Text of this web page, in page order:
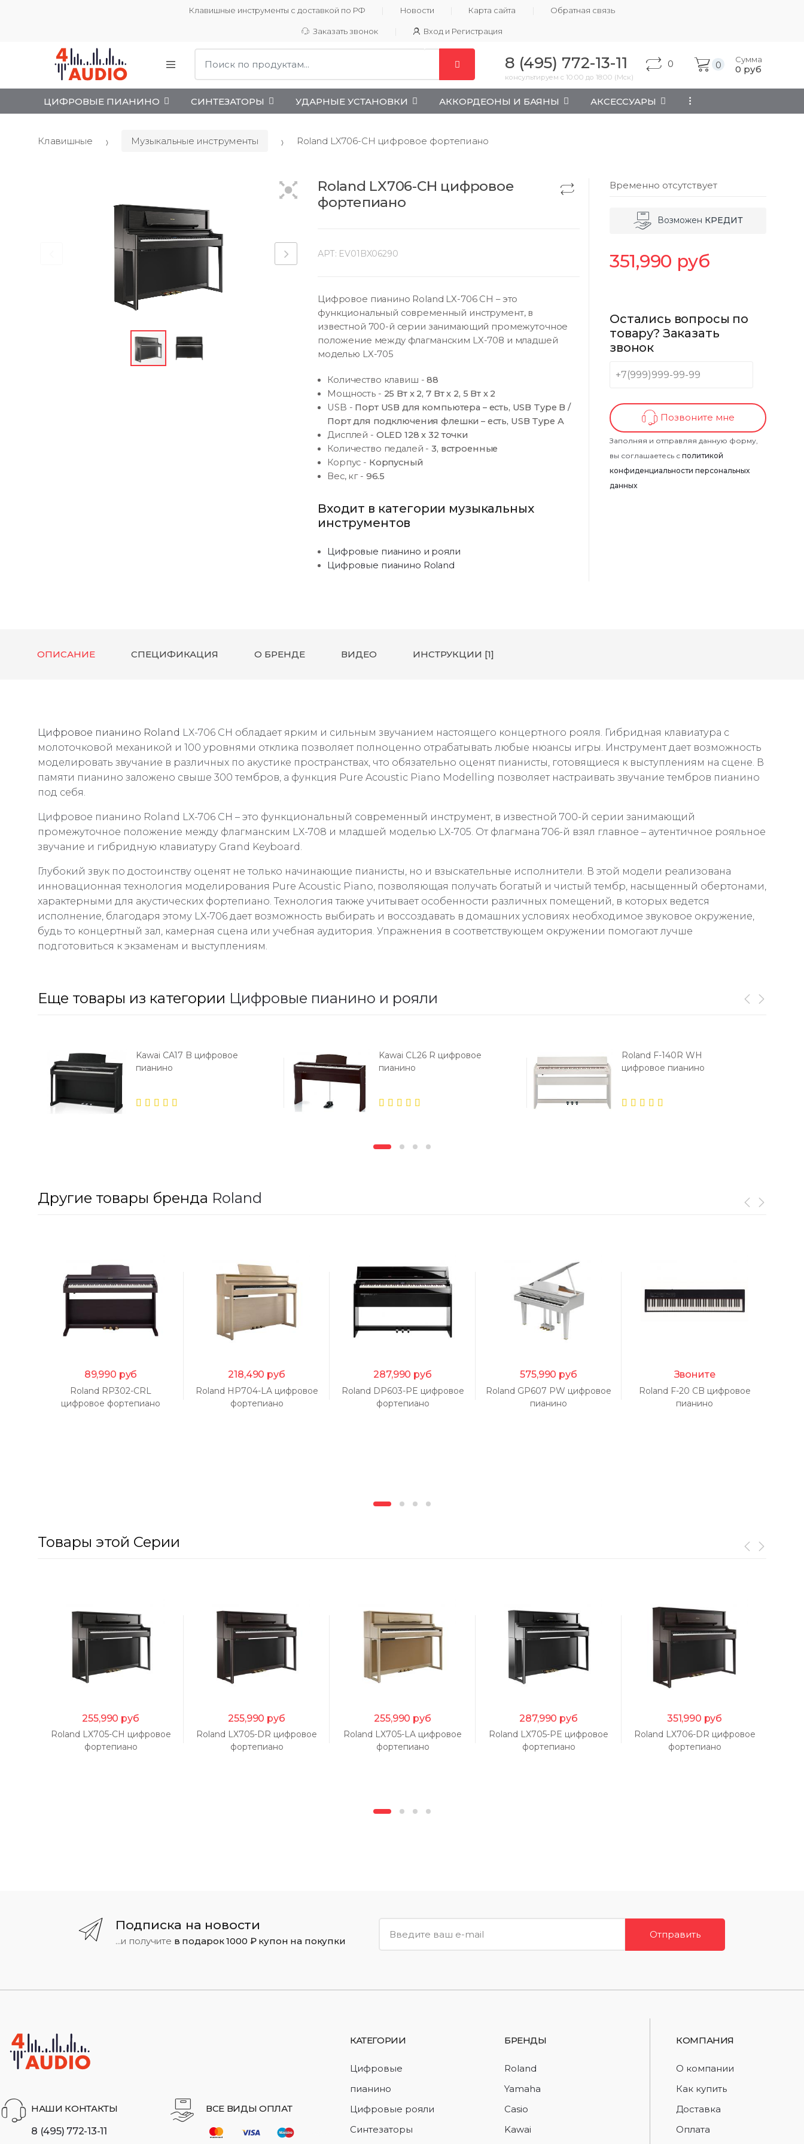
Клавишные инструменты с доставкой по РФ Новости Карта сайта Обратная связь
Заказать звонок Вход и Регистрация
8 (495) 772-13-11
консультируем с 10:00 до 18:00 (Мск)
0 0
Сумма
0 руб
ЦИФРОВЫЕ ПИАНИНО СИНТЕЗАТОРЫ УДАРНЫЕ УСТАНОВКИ АККОРДЕОНЫ И БАЯНЫ АКСЕССУАРЫ ...
Клавишные Музыкальные инструменты Roland LX706-CH цифровое фортепиано
Roland LX706-CH цифровое
фортепиано
АРТ: EV01BX06290
Цифровое пианино Roland LX-706 CН – это
функциональный современный инструмент, в
известной 700-й серии занимающий промежуточное
положение между флагманским LX-708 и младшей
моделью LX-705
Количество клавиш -88
Мощность - 25 Вт х 2, 7 Вт х 2, 5 Вт х 2
USB - Порт USB для компьютера – есть, USB Type B /
Порт для подключения флешки – есть, USB Type A
Дисплей - OLED 128 х 32 точки
Количество педалей -3, встроенные
Корпус - Корпусный
Вес, кг - 96.5
Входит в категории музыкальных
инструментов
Цифровые пианино и рояли
Цифровые пианино Roland
Временно отсутствует
Возможен КРЕДИТ
351,990 руб
Остались вопросы по
товару? Заказать
звонок
Позвоните мне
Заполняя и отправляя данную форму,
вы соглашаетесь с политикой
конфиденциальности персональных
данных
ОПИСАНИЕ СПЕЦИФИКАЦИЯ О БРЕНДЕ ВИДЕО ИНСТРУКЦИИ [1]
Цифровое пианино Roland LX-706 CН обладает ярким и сильным звучанием настоящего концертного рояля. Гибридная клавиатура с
молоточковой механикой и 100 уровнями отклика позволяет полноценно отрабатывать любые нюансы игры. Инструмент дает возможность
моделировать звучание в различных по акустике пространствах, что обязательно оценят пианисты, готовящиеся к выступлениям на сцене. В
памяти пианино заложено свыше 300 тембров, а функция Pure Acoustic Piano Modelling позволяет настраивать звучание тембров пианино
под себя.
Цифровое пианино Roland LX-706 CН – это функциональный современный инструмент, в известной 700-й серии занимающий
промежуточное положение между флагманским LX-708 и младшей моделью LX-705. От флагмана 706-й взял главное – аутентичное рояльное
звучание и гибридную клавиатуру Grand Keyboard.
Глубокий звук по достоинству оценят не только начинающие пианисты, но и взыскательные исполнители. В этой модели реализована
инновационная технология моделирования Pure Acoustic Piano, позволяющая получать богатый и чистый тембр, насыщенный обертонами,
характерными для акустических фортепиано. Технология также учитывает особенности различных помещений, в которых ведется
исполнение, благодаря этому LX-706 дает возможность выбирать и воссоздавать в домашних условиях необходимое звуковое окружение,
будь то концертный зал, камерная сцена или учебная аудитория. Упражнения в соответствующем окружении помогают лучше
подготовиться к экзаменам и выступлениям.
Еще товары из категории Цифровые пианино и рояли
Kawai CA17 B цифровое
пианино
Kawai CL26 R цифровое
пианино
Roland F-140R WH
цифровое пианино
Другие товары бренда Roland
89,990 руб
Roland RP302-CRL
цифровое фортепиано
218,490 руб
Roland HP704-LA цифровое
фортепиано
287,990 руб
Roland DP603-PE цифровое
фортепиано
575,990 руб
Roland GP607 PW цифровое
пианино
Звоните
Roland F-20 CB цифровое
пианино
Товары этой Серии
255,990 руб
Roland LX705-CH цифровое
фортепиано
255,990 руб
Roland LX705-DR цифровое
фортепиано
255,990 руб
Roland LX705-LA цифровое
фортепиано
287,990 руб
Roland LX705-PE цифровое
фортепиано
351,990 руб
Roland LX706-DR цифровое
фортепиано
Подписка на новости
...и получите в подарок 1000 ₽ купон на покупки
Отправить
НАШИ КОНТАКТЫ
8 (495) 772-13-11
ВСЕ ВИДЫ ОПЛАТ
КАТЕГОРИИ
Цифровые
пианино
Цифровые рояли
Синтезаторы
БРЕНДЫ
Roland
Yamaha
Casio
Kawai
КОМПАНИЯ
О компании
Как купить
Доставка
Оплата